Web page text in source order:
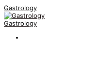
Gastrology
Gastrology